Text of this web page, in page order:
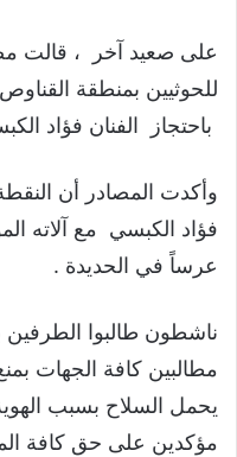
على صعيد آخر ، قالت
للحوثيين بمنطقة
باحتجاز الفنان فؤاد
وأكدت المصادر أن
فؤاد الكبسي مع آلاته
عرساً في الحديدة .
ناشطون طالبوا
مطالبين كافة الجهات
يحمل السلاح بسبب
مؤكدين على حق كافة